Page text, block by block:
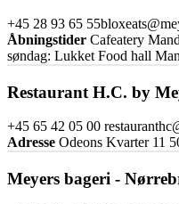
Åbningstider Cafeatery
søndag: Lukket Food hall
+45 28 93 65 55
Restaurant H.C. by
Adresse Odeons Kvarter 11
+45 65 42 05 00
Meyers bageri -